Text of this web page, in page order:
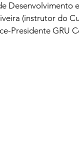
Desenvolvimento
(instrutor do
Presidente GRU